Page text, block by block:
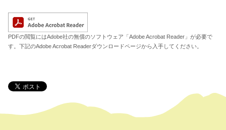
PDFの閲覧にはAdobe社の無償のソフトウェア「Adobe Acrobat Reader」が必要で
す。下記のAdobe Acrobat Readerダウンロードページから入手してください。